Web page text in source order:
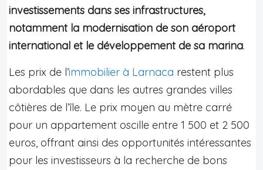
investissements dans ses infrastructures,
notamment la modernisation de son aéroport
international et le développement de sa marina.
Les prix de l’immobilier à Larnaca restent plus
abordables que dans les autres grandes villes
côtières de l’île. Le prix moyen au mètre carré
pour un appartement oscille entre 1 500 et 2 500
euros, offrant ainsi des opportunités intéressantes
pour les investisseurs à la recherche de bons